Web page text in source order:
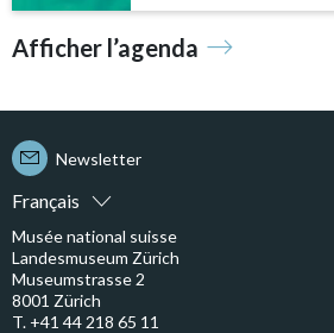
Afficher l’agenda
Français
Newsletter
Musée national suisse
Landesmuseum Zürich
Museumstrasse 2
8001 Zürich
T. +41 44 218 65 11